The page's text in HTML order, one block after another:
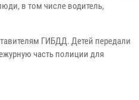
в том числе водитель,
ГИБДД. Детей передали
часть полиции для